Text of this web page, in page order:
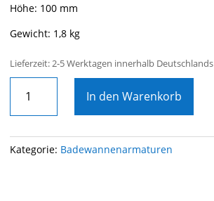
Höhe: 100 mm
Gewicht: 1,8 kg
Lieferzeit: 2-5 Werktagen innerhalb Deutschlands
Unterputz-
Einhebelmischer
mit
integrierter
In den Warenkorb
Kategorie: Badewannenarmaturen